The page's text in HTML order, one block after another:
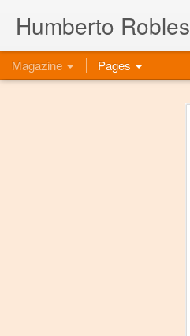
Humberto Robles
Magazine Pages